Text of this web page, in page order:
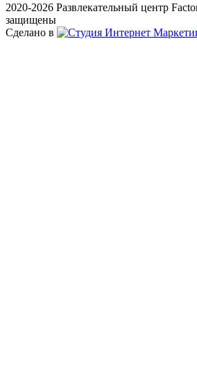
2020-2026 Развлекательный центр
защищены
Сделано в